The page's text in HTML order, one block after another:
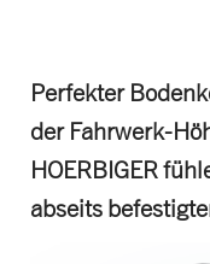
Perfekter
der Fahrwerk-
HOERBIGER
abseits